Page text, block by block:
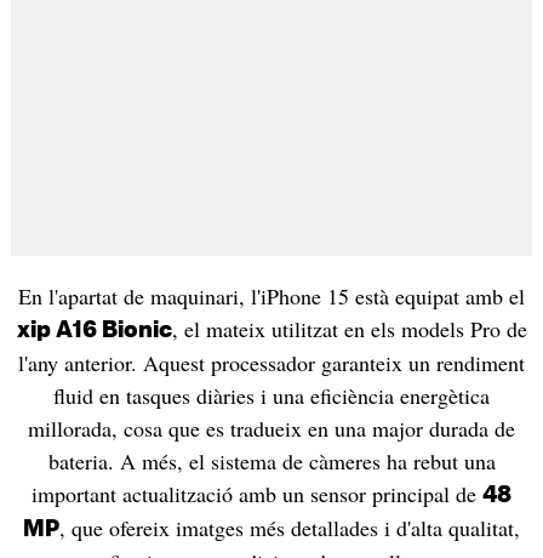
En l'apartat de maquinari, l'iPhone 15 està equipat amb el
xip A16 Bionic, el mateix utilitzat en els models Pro de
l'any anterior. Aquest processador garanteix un rendiment
fluid en tasques diàries i una eficiència energètica
millorada, cosa que es tradueix en una major durada de
bateria. A més, el sistema de càmeres ha rebut una
important actualització amb un sensor principal de 48
MP, que ofereix imatges més detallades i d'alta qualitat,